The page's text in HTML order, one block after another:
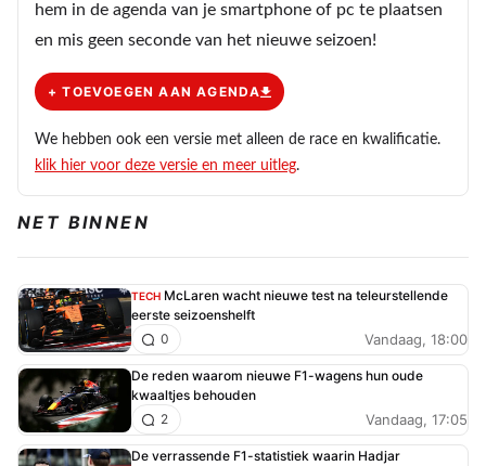
hem in de agenda van je smartphone of pc te plaatsen
en mis geen seconde van het nieuwe seizoen!
+ TOEVOEGEN AAN AGENDA
We hebben ook een versie met alleen de race en kwalificatie.
klik hier voor deze versie en meer uitleg.
NET BINNEN
TECH McLaren wacht nieuwe test na teleurstellende
eerste seizoenshelft
Vandaag, 18:00
0
De reden waarom nieuwe F1-wagens hun oude
kwaaltjes behouden
Vandaag, 17:05
2
De verrassende F1-statistiek waarin Hadjar